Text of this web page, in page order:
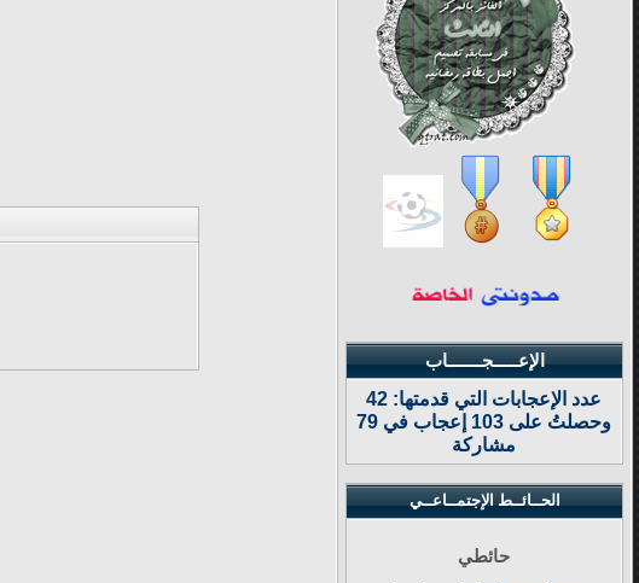
الإعـــــجـــــــاب
عدد الإعجابات التي قدمتها: 42
وحصلتُ على 103 إعجاب في 79
مشاركة
الحــائــط الإجتمــاعــي
حائطي